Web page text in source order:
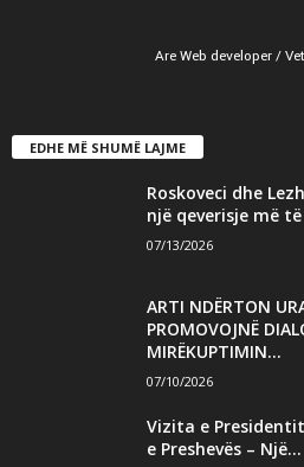
Are Web developer /
EDHE MË SHUMË LAJME
Roskoveci dhe
një qeverisje më
07/13/2026
ARTI NDËRTON
PROMOVOJNË
MIRËKUPTIMIN...
07/10/2026
Vizita e
e Preshevës – Një...